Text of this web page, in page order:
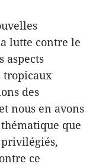
lutte contre le
aspects
tropicaux
des
nous en avons
que
ce